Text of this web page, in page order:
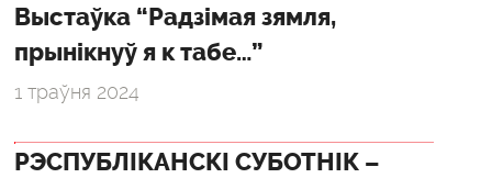
Выстаўка “Радзімая зямля,
прынікнуў я к табе…”
1 траўня 2024
РЭСПУБЛІКАНСКІ СУБОТНІК –